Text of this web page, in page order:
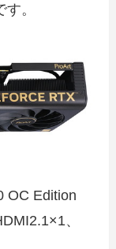
。
OC Edition
、